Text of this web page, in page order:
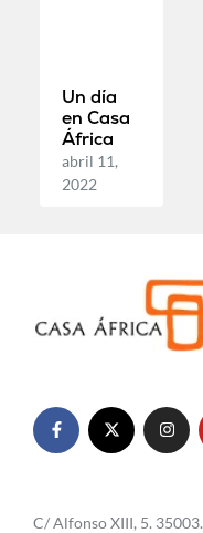
Un día
en Casa
África
abril 11,
2022
C/ Alfonso XIII, 5. 35003.